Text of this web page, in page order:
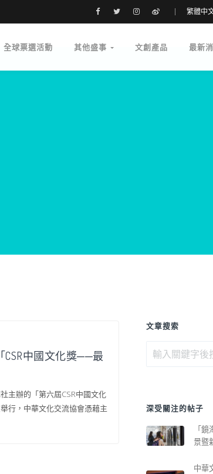
繁體中
全球票選活動 其他盛事 文創產品 最新
中國文化獎──最
主辦的「第六屆CSR中國文化
行，中華文化交流協會憑藉主
文章搜索
深受關注的帖子
「
景暨
中華